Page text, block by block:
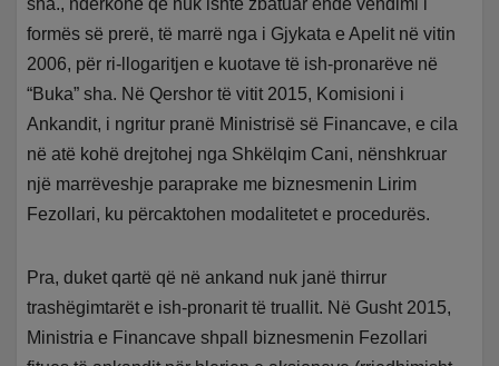
sha., ndërkohë që nuk ishte zbatuar ende vendimi i
formës së prerë, të marrë nga i Gjykata e Apelit në vitin
2006, për ri-llogaritjen e kuotave të ish-pronarëve në
“Buka” sha. Në Qershor të vitit 2015, Komisioni i
Ankandit, i ngritur pranë Ministrisë së Financave, e cila
në atë kohë drejtohej nga Shkëlqim Cani, nënshkruar
një marrëveshje paraprake me biznesmenin Lirim
Fezollari, ku përcaktohen modalitetet e procedurës.
Pra, duket qartë që në ankand nuk janë thirrur
trashëgimtarët e ish-pronarit të truallit. Në Gusht 2015,
Ministria e Financave shpall biznesmenin Fezollari